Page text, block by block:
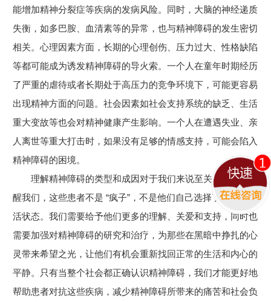
能增加精神分裂症等疾病的发病风险。同时，大脑的神经递质
失衡，如多巴胺、血清素等的异常，也与精神障碍的发生密切
相关。心理因素方面，长期的心理创伤、压力过大、性格缺陷
等都可能成为诱发精神障碍的导火索。一个人在童年时期经历
了严重的虐待或者长期处于高压力的竞争环境下，可能更容易
出现精神方面的问题。社会因素如社会支持系统的缺乏、生活
重大变故等也会对精神健康产生影响。一个人在遭遇失业、亲
人离世等重大打击时，如果没有足够的情感支持，可能会陷入
精神障碍的困境。
理解精神障碍的类型和成因对于我们来说至关重要。它提
醒我们，这些患者不是 “疯子”，不是他们自己选择了这样的生
活状态。我们需要给予他们更多的理解、关爱和支持，同时也
需要加强对精神障碍的研究和治疗，为那些在黑暗中挣扎的心
灵带来希望之光，让他们有机会重新找回正常的生活和内心的
平静。只有当整个社会都正确认识精神障碍，我们才能更好地
帮助患者对抗这些疾病，减少精神障碍所带来的痛苦和社会负